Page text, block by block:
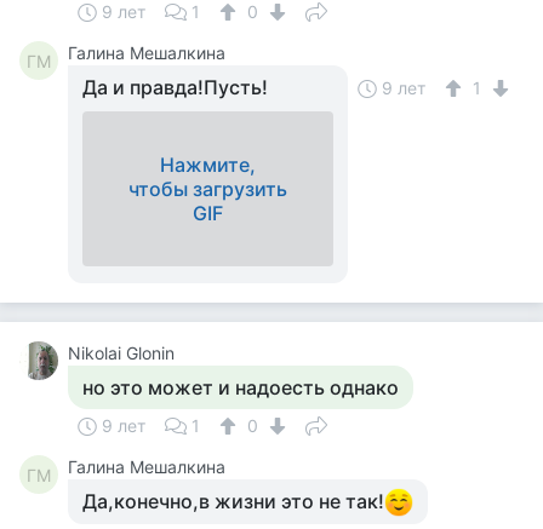
9 лет 1 0
ГМ Галина Мешалкина
Да и правда!Пусть!
Нажмите,
чтобы загрузить
GIF
9 лет 1
Nikolai Glonin
но это может и надоесть однако
9 лет 1 0
ГМ Галина Мешалкина
Да,конечно,в жизни это не так!